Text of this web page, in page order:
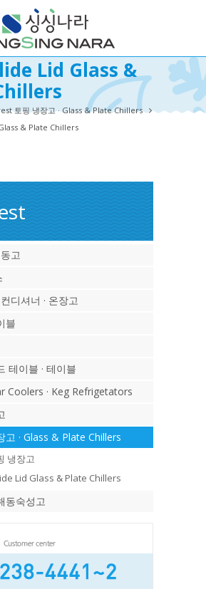
Lid Glass &
토핑 냉장고 · Glass & Plate Chillers
& Plate Chillers
고
디셔너 · 온장고
블
테이블 · 테이블
Coolers · Keg Refrigetators
고 · Glass & Plate Chillers
냉장고
Lid Glass & Plate Chillers
동숙성고